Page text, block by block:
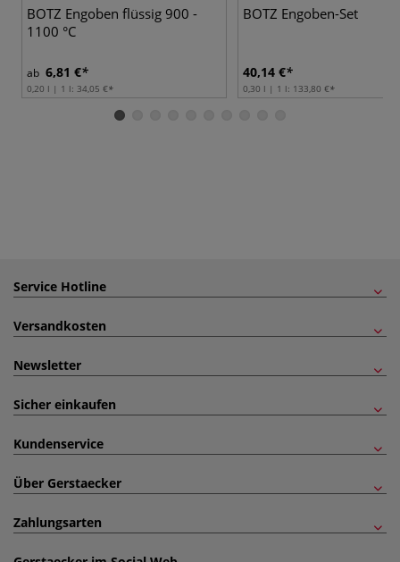
BOTZ Engoben flüssig 900 -
1100 °C
ab 6,81 €
0,20 l | 1 l: 34,05 €
BOTZ Engoben-Set
40,14 €
0,30 l | 1 l: 133,80 €
Service Hotline
Versandkosten
Newsletter
Sicher einkaufen
Kundenservice
Über Gerstaecker
Zahlungsarten